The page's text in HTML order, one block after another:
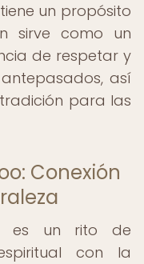
un propósito
sirve como un
de respetar y
así
para las
Conexión
es un rito de
con la